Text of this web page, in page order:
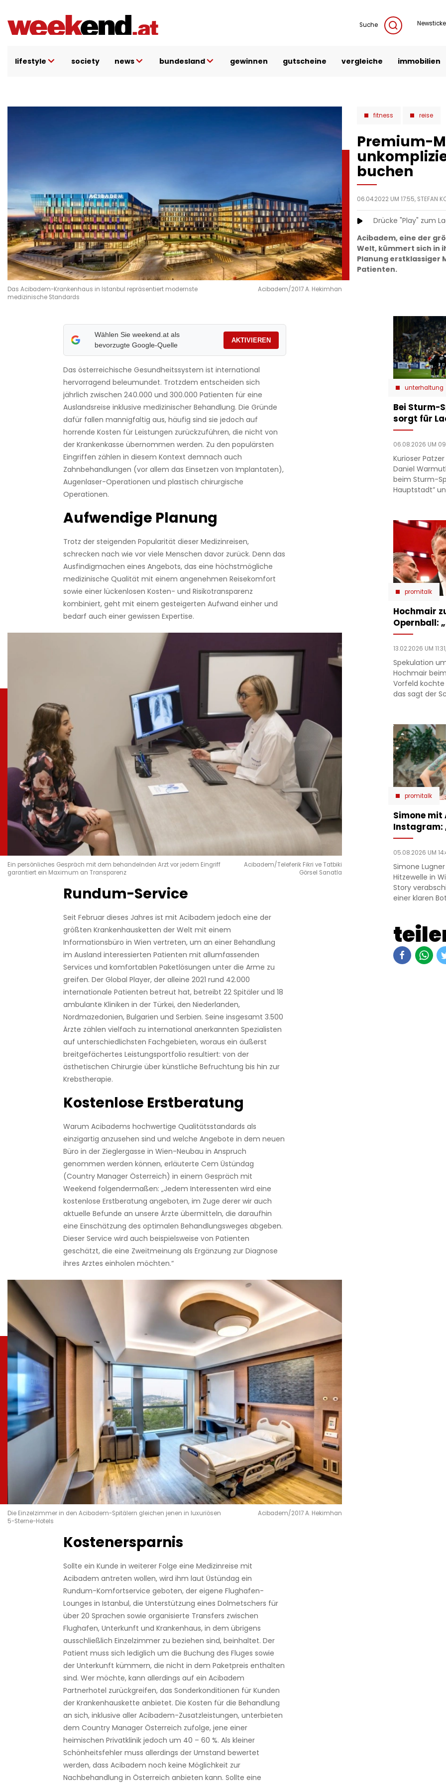
Inhalt
Suche
lifestyle society news bundesland gewinnen gutscheine vergleiche immobilien
Das Acibadem-Krankenhaus in Istanbul repräsentiert modernste
medizinische Standards
Acibadem/2017 A. Hekimhan
fitness reise
Premium-
buchen
06.04.2022 UM 17:55, STEFAN
Drücke "Play" zum
Acibadem, eine der
Welt, kümmert sich in
Planung erstklassiger
Patienten.
Wählen Sie weekend.at als
bevorzugte Google-Quelle
AKTIVIEREN
Das österreichische Gesundheitssystem ist international
hervorragend beleumundet. Trotzdem entscheiden sich
jährlich zwischen 240.000 und 300.000 Patienten für eine
Auslandsreise inklusive medizinischer Behandlung. Die Gründe
dafür fallen mannigfaltig aus, häufig sind sie jedoch auf
horrende Kosten für Leistungen zurückzuführen, die nicht von
der Krankenkasse übernommen werden. Zu den populärsten
Eingriffen zählen in diesem Kontext demnach auch
Zahnbehandlungen (vor allem das Einsetzen von Implantaten),
Augenlaser-Operationen und plastisch chirurgische
Operationen.
Aufwendige Planung
Trotz der steigenden Popularität dieser Medizinreisen,
schrecken nach wie vor viele Menschen davor zurück. Denn das
Ausfindigmachen eines Angebots, das eine höchstmögliche
medizinische Qualität mit einem angenehmen Reisekomfort
sowie einer lückenlosen Kosten- und Risikotransparenz
kombiniert, geht mit einem gesteigerten Aufwand einher und
bedarf auch einer gewissen Expertise.
Ein persönliches Gespräch mit dem behandelnden Arzt vor jedem Eingriff
garantiert ein Maximum an Transparenz
Acibadem/Teleferik Fikri ve Tatbiki
Görsel Sanatla
Rundum-Service
Seit Februar dieses Jahres ist mit Acibadem jedoch eine der
größten Krankenhausketten der Welt mit einem
Informationsbüro in Wien vertreten, um an einer Behandlung
im Ausland interessierten Patienten mit allumfassenden
Services und komfortablen Paketlösungen unter die Arme zu
greifen. Der Global Player, der alleine 2021 rund 42.000
internationale Patienten betreut hat, betreibt 22 Spitäler und 18
ambulante Kliniken in der Türkei, den Niederlanden,
Nordmazedonien, Bulgarien und Serbien. Seine insgesamt 3.500
Ärzte zählen vielfach zu international anerkannten Spezialisten
auf unterschiedlichsten Fachgebieten, woraus ein äußerst
breitgefächertes Leistungsportfolio resultiert: von der
ästhetischen Chirurgie über künstliche Befruchtung bis hin zur
Krebstherapie.
Kostenlose Erstberatung
Warum Acibadems hochwertige Qualitätsstandards als
einzigartig anzusehen sind und welche Angebote in dem neuen
Büro in der Zieglergasse in Wien-Neubau in Anspruch
genommen werden können, erläuterte Cem Üstündag
(Country Manager Österreich) in einem Gespräch mit
Weekend folgendermaßen: „Jedem Interessenten wird eine
kostenlose Erstberatung angeboten, im Zuge derer wir auch
aktuelle Befunde an unsere Ärzte übermitteln, die daraufhin
eine Einschätzung des optimalen Behandlungsweges abgeben.
Dieser Service wird auch beispielsweise von Patienten
geschätzt, die eine Zweitmeinung als Ergänzung zur Diagnose
ihres Arztes einholen möchten.“
Die Einzelzimmer in den Acibadem-Spitälern gleichen jenen in luxuriösen
5-Sterne-Hotels
Acibadem/2017 A. Hekimhan
Kostenersparnis
Sollte ein Kunde in weiterer Folge eine Medizinreise mit
Acibadem antreten wollen, wird ihm laut Üstündag ein
Rundum-Komfortservice geboten, der eigene Flughafen-
Lounges in Istanbul, die Unterstützung eines Dolmetschers für
über 20 Sprachen sowie organisierte Transfers zwischen
Flughafen, Unterkunft und Krankenhaus, in dem übrigens
ausschließlich Einzelzimmer zu beziehen sind, beinhaltet. Der
Patient muss sich lediglich um die Buchung des Fluges sowie
der Unterkunft kümmern, die nicht in dem Paketpreis enthalten
sind. Wer möchte, kann allerdings auf ein Acibadem
Partnerhotel zurückgreifen, das Sonderkonditionen für Kunden
der Krankenhauskette anbietet. Die Kosten für die Behandlung
an sich, inklusive aller Acibadem-Zusatzleistungen, unterbieten
dem Country Manager Österreich zufolge, jene einer
heimischen Privatklinik jedoch um 40 – 60 %. Als kleiner
Schönheitsfehler muss allerdings der Umstand bewertet
werden, dass Acibadem noch keine Möglichkeit zur
Nachbehandlung in Österreich anbieten kann. Sollte eine
unterhaltung
Bei Sturm-
sorgt für
06.08.2026 UM
Kurioser
Daniel
beim Sturm-
Hauptstadt”
promitalk
Hochmair
Opernball:
13.02.2026 UM
Spekulation
Hochmair
Vorfeld
das sagt der
promitalk
Simone mit
Instagram:
05.08.2026 UM
Simone
Hitzewelle in
Story
einer klaren